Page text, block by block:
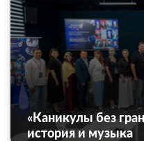
«Каникулы без
история и музыка